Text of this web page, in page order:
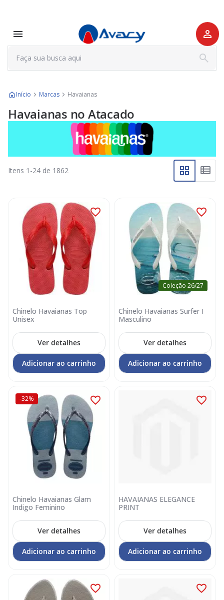
Início Marcas Havaianas
Havaianas no Atacado
Itens 1 -24 de 1862
Chinelo Havaianas Top
Unisex
Ver detalhes
Adicionar ao carrinho
Coleção 26/27
Chinelo Havaianas Surfer I
Masculino
Ver detalhes
Adicionar ao carrinho
-32%
Chinelo Havaianas Glam
Indigo Feminino
Ver detalhes
Adicionar ao carrinho
HAVAIANAS ELEGANCE
PRINT
Ver detalhes
Adicionar ao carrinho